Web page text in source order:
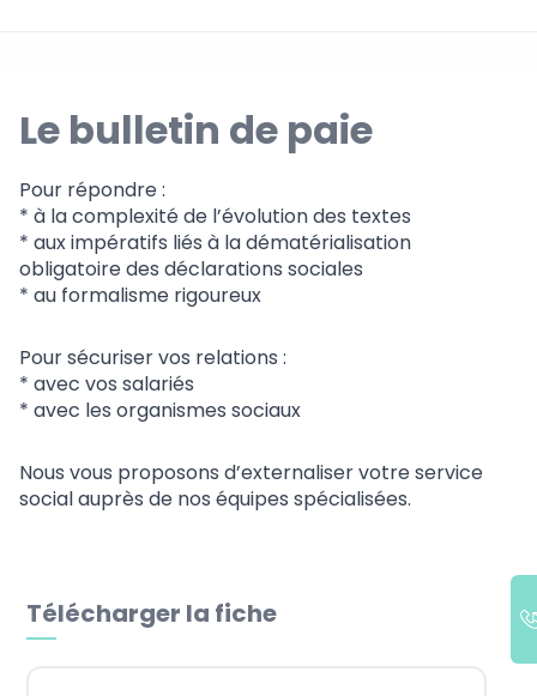
Le bulletin de paie
Pour répondre :
* à la complexité de l’évolution des textes
* aux impératifs liés à la dématérialisation
obligatoire des déclarations sociales
* au formalisme rigoureux
Pour sécuriser vos relations :
* avec vos salariés
* avec les organismes sociaux
Nous vous proposons d’externaliser votre service
social auprès de nos équipes spécialisées.
Télécharger la fiche